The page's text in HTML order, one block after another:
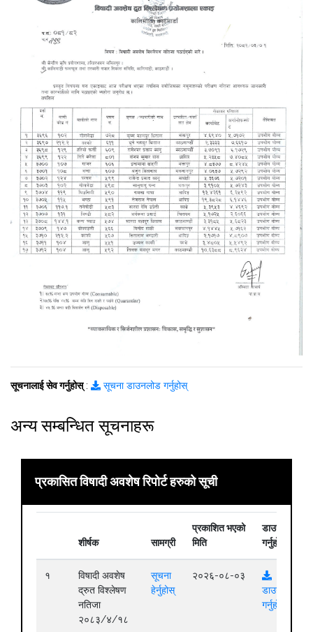
सूचनालाई सेव गर्नुहोस्: सूचना डाउनलोड गर्नुहोस्
अन्य सम्बन्धित सूचनाहरू
प्रकासित विषादी अवशेष रिपोर्ट हरुको सूची
शीर्षक सामग्री
प्रकाशित भएको
मिति
डाउनलोड
गर्नुहोस्
१
विषादी अवशेष
द्रुत विश्लेषण
नतिजा
२०८३/४/१८
सूचना
हेर्नुहोस्
२०२६-०८-०३
डाउनलोड
गर्नुहोस्